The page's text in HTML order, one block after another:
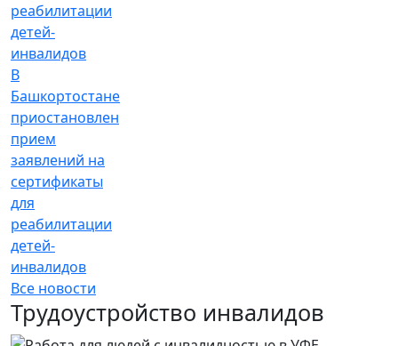
В
Башкортостане
приостановлен
прием
заявлений на
сертификаты
для
реабилитации
детей-
инвалидов
Все новости
Трудоустройство инвалидов